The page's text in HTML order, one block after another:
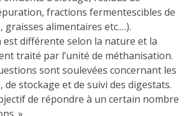
fractions fermentescibles de
graisses alimentaires etc.…).
différente selon la nature et la
traité par l’unité de méthanisation.
sont soulevées concernant les
de stockage et de suivi des digestats.
de répondre à un certain nombre
»